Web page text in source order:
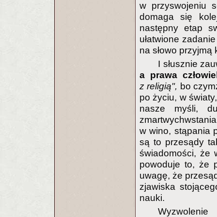
w przyswojeniu
domaga się
następny etap
ułatwione
na słowo przyjmą
I słusznie
a prawa
z religią", bo
po życiu, w
nasze myśli,
w wino, stąpania
są to przesądy
świadomości, że
powoduje to, że
uwagę, że
zjawiska
nauki.